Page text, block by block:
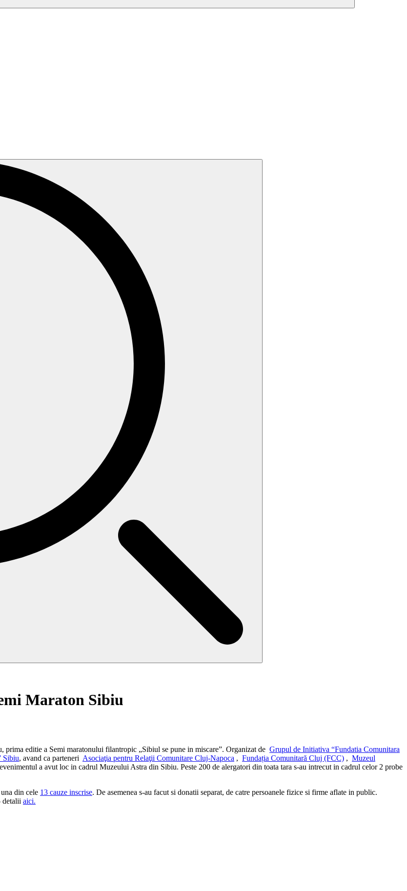
Maraton Sibiu
prima editie a Semi maratonului filantropic „Sibiul se pune in miscare”. Organizat de Grupul de Initiativa “Fundatia Comunitara
Sibiu, avand ca parteneri Asociaţia pentru Relaţii Comunitare Cluj-Napoca , Fundația Comunitară Cluj (FCC) , Muzeul
evenimentul a avut loc in cadrul Muzeului Astra din Sibiu. Peste 200 de alergatori din toata tara s-au intrecut in cadrul celor 2 probe
din cele 13 cauze inscrise. De asemenea s-au facut si donatii separat, de catre persoanele fizice si firme aflate in public.
detalii aici.